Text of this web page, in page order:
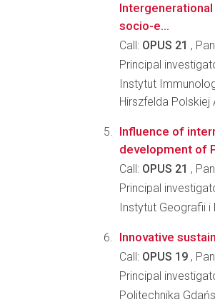
socio-e...
Call: OPUS 21 ,
Principal
Instytut
Hirszfelda Polskiej
Influence of
development of
Call: OPUS 21 ,
Principal
Instytut Geografii
Innovative
Call: OPUS 19 ,
Principal
Politechnika